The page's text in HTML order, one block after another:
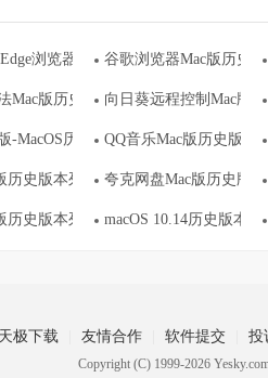
浏览器Mac版历史版本列表
谷歌浏览器Mac版历史
Mac版历史版本列表向日葵远程控制Mac版
-MacOS历史版本列表QQ音乐Mac版历史版本
历史版本列表 夸克网盘Mac版历史版
历史版本列表 macOS 10.14历史版本列
极下载 友情合作 软件提交 投
Copyright (C) 1999-2026